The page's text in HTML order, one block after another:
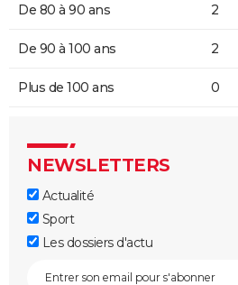
De 80 à 90 ans 2
De 90 à 100 ans 2
Plus de 100 ans 0
NEWSLETTERS
Actualité
Sport
Les dossiers d'actu